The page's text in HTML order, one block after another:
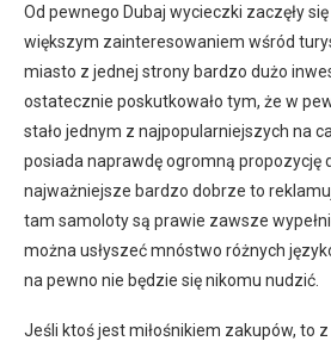
Od pewnego Dubaj wycieczki zaczęły
większym zainteresowaniem wśród
miasto z jednej strony bardzo dużo
ostatecznie poskutkowało tym, że w
stało jednym z najpopularniejszych na
posiada naprawdę ogromną propozycję
najważniejsze bardzo dobrze to
tam samoloty są prawie zawsze
można usłyszeć mnóstwo różnych
na pewno nie będzie się nikomu nudzić.
Jeśli ktoś jest miłośnikiem zakupów, to